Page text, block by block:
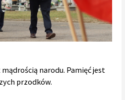
mądrością narodu. Pamięć jest
przodków.